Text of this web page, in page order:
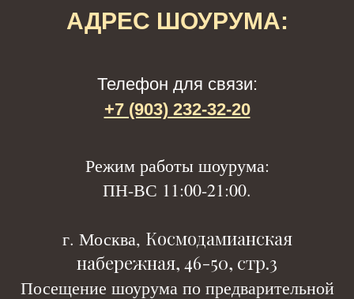
АДРЕС ШОУРУМА:
Телефон для связи:
+7 (903) 232-32-20
Режим работы шоурума:
ПН-ВС 11:00-21:00.
г. Москва, Космодамианская
набережная, 46-50, стр.3
Посещение шоурума по предварительной